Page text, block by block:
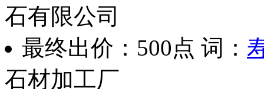
石有限公司
最终出价： 500点 词：
石材加工厂